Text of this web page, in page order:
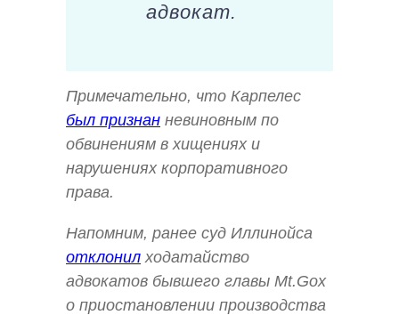
адвокат.
Примечательно, что Карпелес
был признан невиновным по
обвинениям в хищениях и
нарушениях корпоративного
права.
Напомним, ранее суд Иллинойса
отклонил ходатайство
адвокатов бывшего главы Mt.Gox
о приостановлении производства